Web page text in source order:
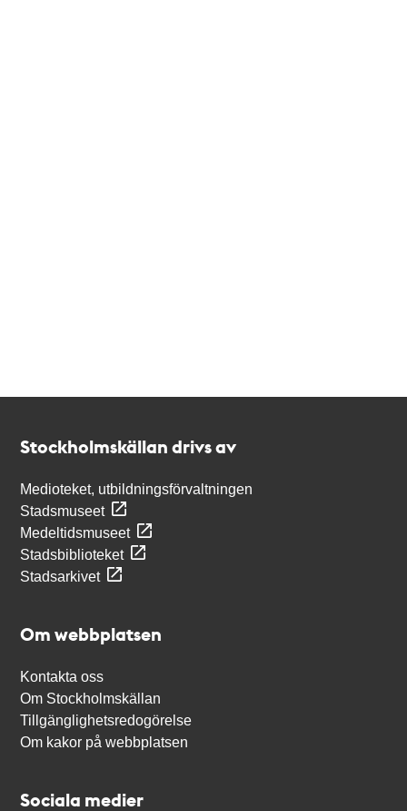
Stockholmskällan drivs av
Medioteket, utbildningsförvaltningen
Stadsmuseet
Medeltidsmuseet
Stadsbiblioteket
Stadsarkivet
Om webbplatsen
Kontakta oss
Om Stockholmskällan
Tillgänglighetsredogörelse
Om kakor på webbplatsen
Sociala medier